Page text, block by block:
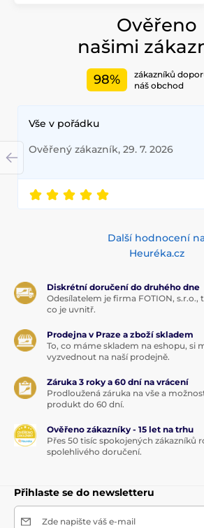
Ověřeno
našimi
98%
zákazníků
náš obchod
Vše v pořádku
Ověřený zákazník, 29. 7. 2026
Další hodnocení
Heuréka.cz
Diskrétní doručení do druhého dne
Odesílatelem je firma FOTION, s.r.o.,
co je uvnitř.
Prodejna v Praze a zboží skladem
To, co máme skladem na eshopu, si
vyzvednout na naší prodejně.
Záruka 3 roky a 60 dní na vrácení
Prodloužená záruka na vše a
produkt do 60 dní.
Ověřeno zákazníky - 15 let na trhu
Přes 50 tisíc spokojených zákazníků
spolehlivého doručení.
Přihlaste se do newsletteru
Zde napište váš e-mail